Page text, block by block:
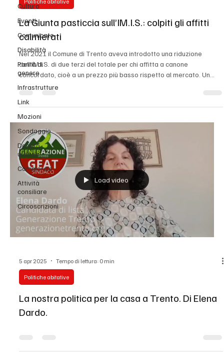
Cultura
Eventi
Comunicato
Disabilità
Parità di
genere
Infrastrutture
Link
Mozioni
Sondaggio
Decoro
urbano
Commercio
Attività
consiliare
Circoscrizioni
18 ott 2025 Tempo di lettura: 2 min
Politiche abitative
La Giunta pasticcia sull’IM.I.S.: colpiti gli affitti
calmierati
Nel 2021 il Comune di Trento aveva introdotto una riduzione
dell’IM.I.S. di due terzi del totale per chi affitta a canone
segnale giusto, per incentivare affitti accessibili e contrastare
l’emergenza abitativa presente in città. Ma c’è un dettaglio che in
pochi ricordano: nello stesso momento la Giunta ha alzato
l’aliquota generale dell’imposta, dal 8,9 al 10,5 per mille. In pratica,
mentre da una parte concedeva
Load video
5 apr 2025 Tempo di lettura: 0 min
Politiche abitative
La nostra politica per la casa a Trento. Di Elena